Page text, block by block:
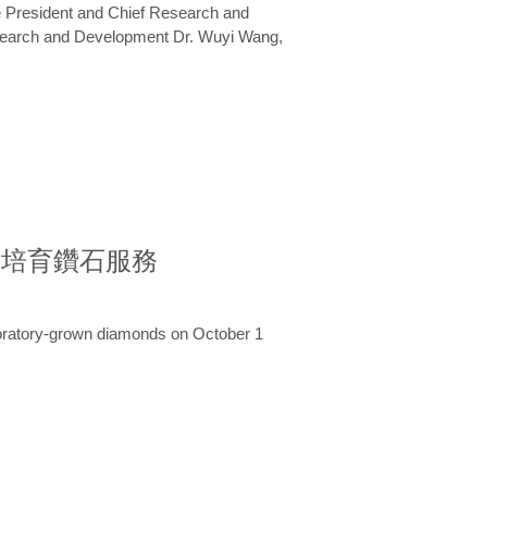
and Chief Research and
and Development Dr. Wuyi Wang,
育鑽石服務
grown diamonds on October 1